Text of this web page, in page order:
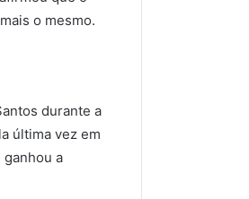
o mesmo.
durante a
última vez em
a